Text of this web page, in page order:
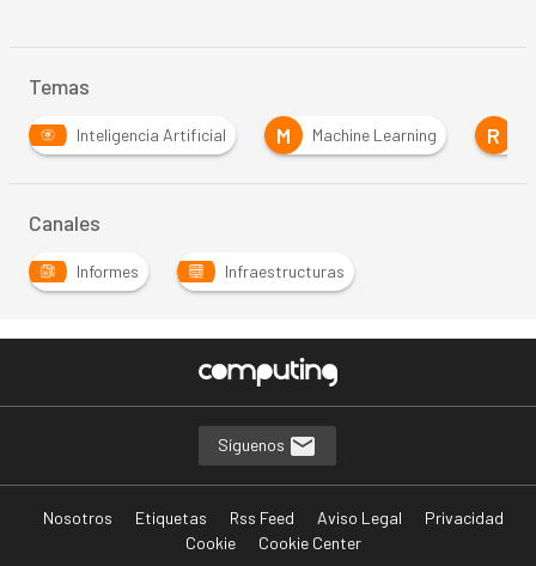
Temas
M
Machine Learning R Robótica R Robots
Canales
Informes Infraestructuras
Síguenos
Nosotros Etiquetas Rss Feed Aviso Legal
Privacidad
Cookie
Cookie Center